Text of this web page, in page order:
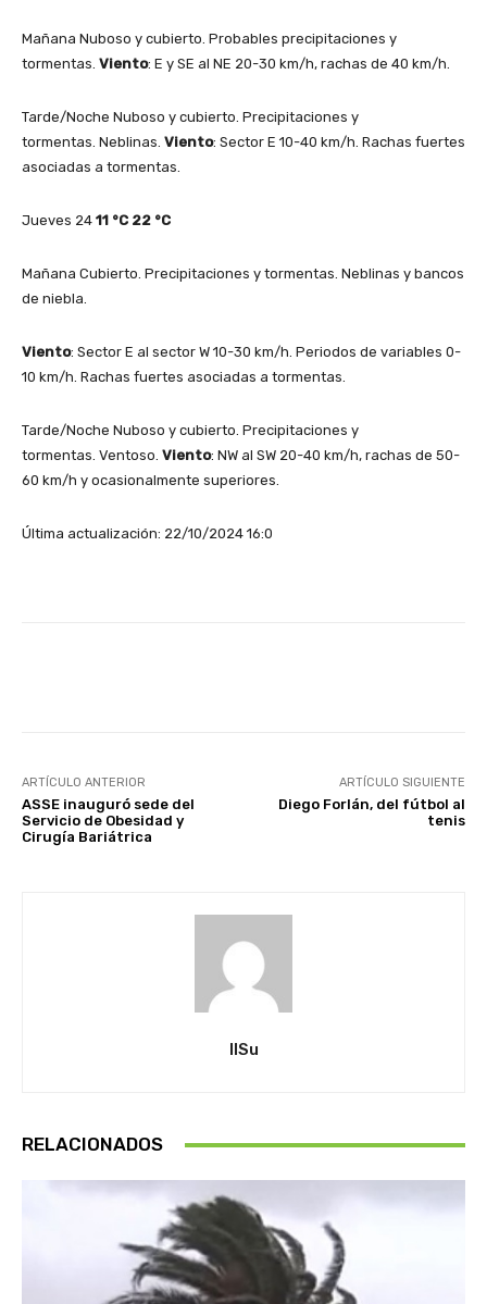
Mañana Nuboso y cubierto. Probables precipitaciones y
tormentas. Viento: E y SE al NE 20-30 km/h, rachas de 40 km/h.
Tarde/Noche Nuboso y cubierto. Precipitaciones y
tormentas. Neblinas. Viento: Sector E 10-40 km/h. Rachas fuertes
asociadas a tormentas.
Jueves 24 11 °C 22 °C
Mañana Cubierto. Precipitaciones y tormentas. Neblinas y bancos
de niebla.
Viento: Sector E al sector W 10-30 km/h. Periodos de variables 0-
10 km/h. Rachas fuertes asociadas a tormentas.
Tarde/Noche Nuboso y cubierto. Precipitaciones y
tormentas. Ventoso. Viento: NW al SW 20-40 km/h, rachas de 50-
60 km/h y ocasionalmente superiores.
Última actualización: 22/10/2024 16:0
ARTÍCULO ANTERIOR
ASSE inauguró sede del
Servicio de Obesidad y
Cirugía Bariátrica
ARTÍCULO SIGUIENTE
Diego Forlán, del fútbol al
tenis
IlSu
RELACIONADOS